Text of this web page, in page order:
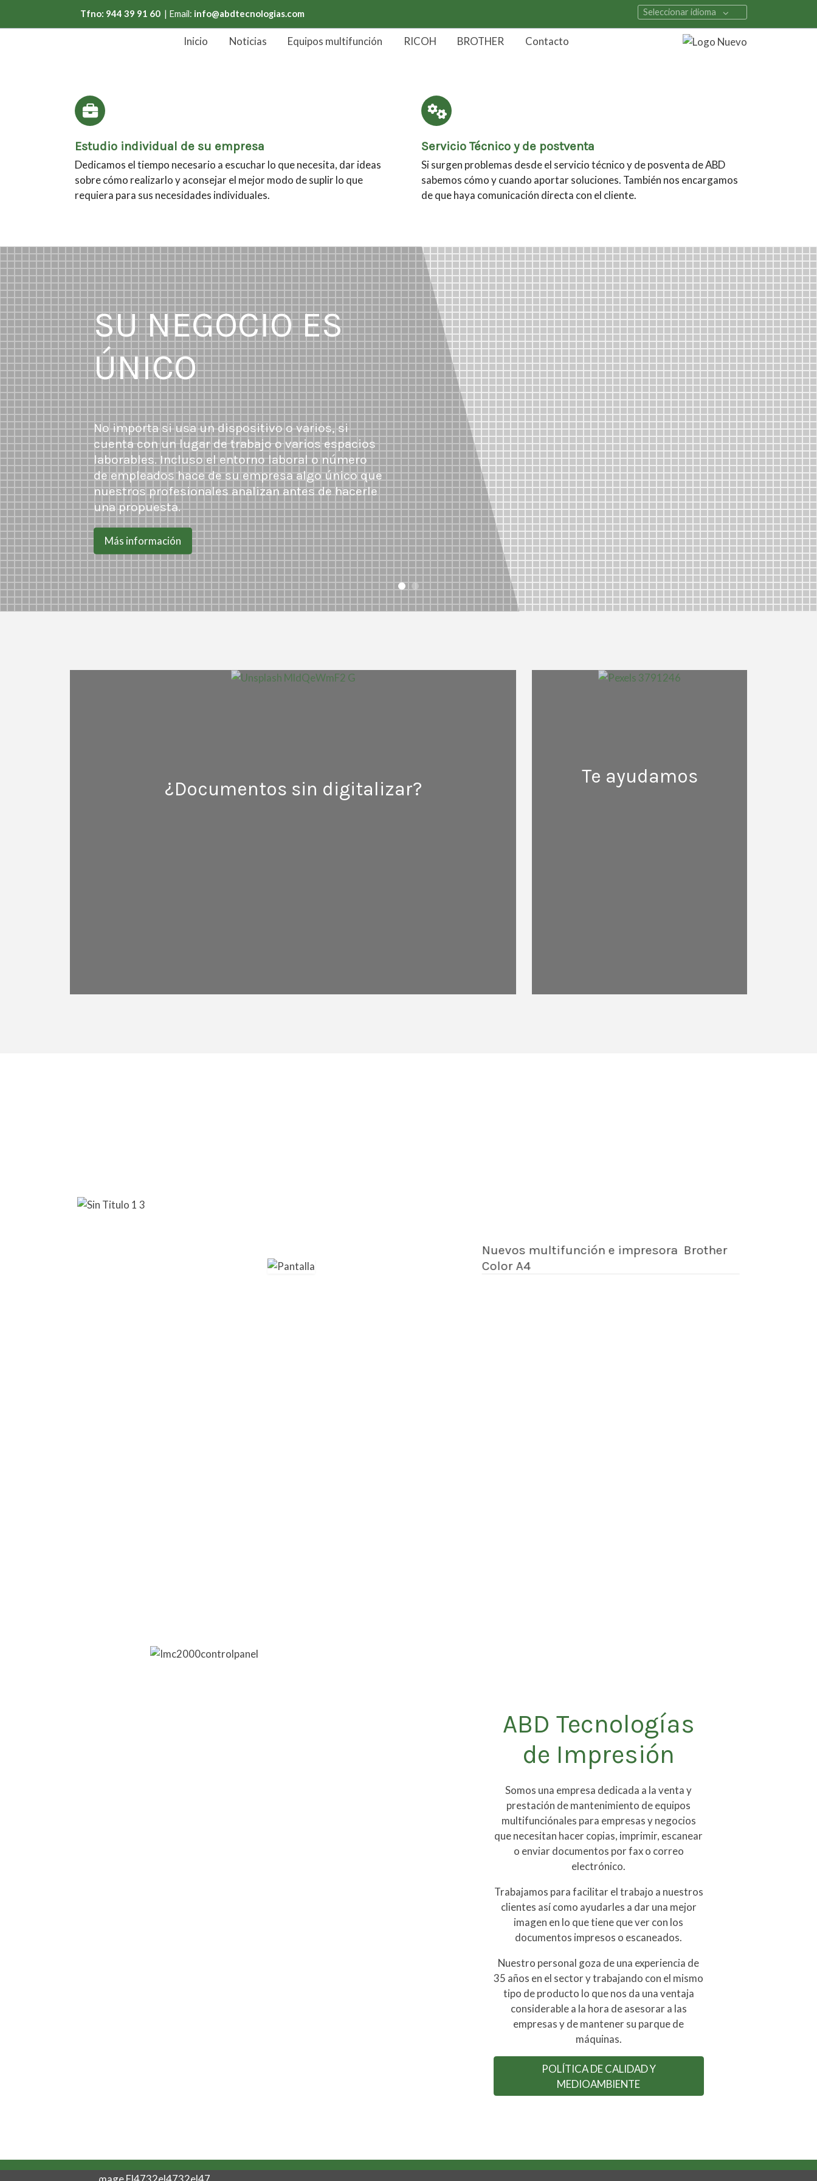
Tfno: 944 39 91 60| Email: info@abdtecnologias.com Seleccionar idioma
Inicio Noticias Equipos multifunción RICOH BROTHER Contacto
Estudio individual de su empresa
Dedicamos el tiempo necesario a escuchar lo que necesita, dar ideas
sobre cómo realizarlo y aconsejar el mejor modo de suplir lo que
requiera para sus necesidades individuales.
Servicio Técnico y de postventa
Si surgen problemas desde el servicio técnico y de posventa de ABD
sabemos cómo y cuando aportar soluciones. También nos encargamos
de que haya comunicación directa con el cliente.
SU NEGOCIO ES
ÚNICO
No importa si usa un dispositivo o varios, si
cuenta con un lugar de trabajo o varios espacios
laborables. Incluso el entorno laboral o número
de empleados hace de su empresa algo único que
nuestros profesionales analizan antes de hacerle
una propuesta.
Más información
¿Documentos sin digitalizar?
Te ayudamos
Nuevos multifunción e impresora Brother
Color A4
ABD Tecnologías
de Impresión
Somos una empresa dedicada a la venta y
prestación de mantenimiento de equipos
multifunciónales para empresas y negocios
que necesitan hacer copias, imprimir, escanear
o enviar documentos por fax o correo
electrónico.
Trabajamos para facilitar el trabajo a nuestros
clientes así como ayudarles a dar una mejor
imagen en lo que tiene que ver con los
documentos impresos o escaneados.
Nuestro personal goza de una experiencia de
35 años en el sector y trabajando con el mismo
tipo de producto lo que nos da una ventaja
considerable a la hora de asesorar a las
empresas y de mantener su parque de
máquinas.
POLÍTICA DE CALIDAD Y
MEDIOAMBIENTE